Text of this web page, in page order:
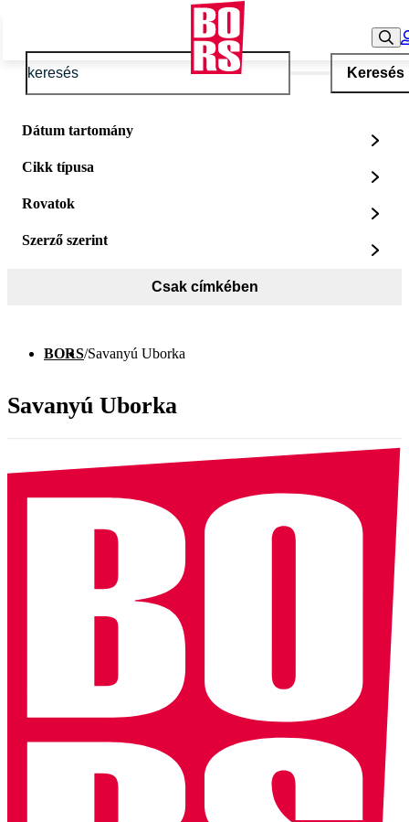
Keresés
Dátum tartomány
Cikk típusa
Rovatok
Szerző szerint
Csak címkében
BORS/Savanyú Uborka
Savanyú Uborka